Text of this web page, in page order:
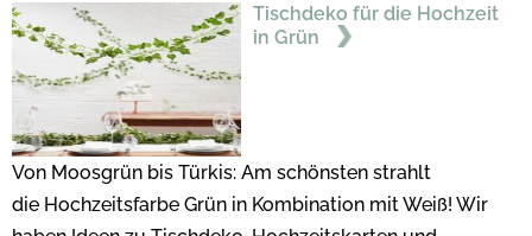
Tischdeko für die Hochzeit
in Grün
Von Moosgrün bis Türkis: Am schönsten strahlt
die Hochzeitsfarbe Grün in Kombination mit Weiß! Wir